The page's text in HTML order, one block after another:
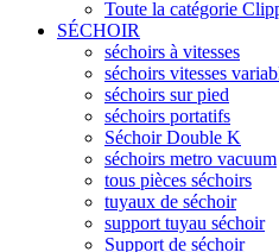
Toute la catégorie
SÉCHOIR
séchoirs à vitesses
séchoirs vitesses
séchoirs sur pied
séchoirs portatifs
Séchoir Double K
séchoirs metro vacuum
tous pièces séchoirs
tuyaux de séchoir
support tuyau séchoir
Support de séchoir